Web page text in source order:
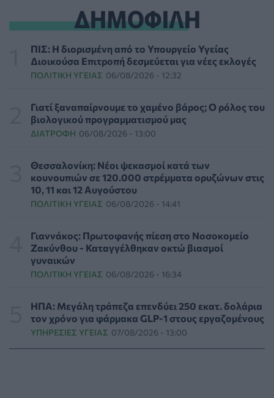
Τι μπορεί να μας διδάξει η νέα ταινία του Spider-Man
για την απώλεια και το πένθος
ΨΥΧΙΚΉ ΥΓΕΊΑ 07/08/2026 - 18:11
την ενίσχυση της βιοασφάλειας από το ΥΠΑΑΤ
ΕΠΙΚΑΙΡΌΤΗΤΑ 07/08/2026 - 17:42
και στα φάρμακα
ΥΓΕΊΑ 07/08/2026 - 17:17
Πέθανε στα 26 της η influencer Σίντνεϊ Τάουλ που
καρκίνο
ΕΠΙΚΑΙΡΌΤΗΤΑ 07/08/2026 - 16:41
Απώλεια βάρους: Οι τρεις παράγοντες που κρίνουν το
ΔΙΑΤΡΟΦΉ 07/08/2026 - 16:16
Ο ΙΣΑ συνιστά τη λήψη σχολαστικών μέτρων ατομικής
προστασίας από τον ιό του Δυτικού Νείλου
ΔΗΜΟΦΙΛΗ
ΠΙΣ: Η διορισμένη από το Υπουργείο Υγείας
Διοικούσα Επιτροπή δεσμεύεται για νέες εκλογές
ΠΟΛΙΤΙΚΉ ΥΓΕΊΑΣ 06/08/2026 - 12:32
Γιατί ξαναπαίρνουμε το χαμένο βάρος; Ο ρόλος του
βιολογικού προγραμματισμού μας
ΔΙΑΤΡΟΦΉ 06/08/2026 - 13:00
Θεσσαλονίκη: Νέοι ψεκασμοί κατά των
κουνουπιών σε 120.000 στρέμματα ορυζώνων στις
10, 11 και 12 Αυγούστου
ΠΟΛΙΤΙΚΉ ΥΓΕΊΑΣ 06/08/2026 - 14:41
Γιαννάκος: Πρωτοφανής πίεση στο Νοσοκομείο
Ζακύνθου - Καταγγέλθηκαν οκτώ βιασμοί
γυναικών
ΠΟΛΙΤΙΚΉ ΥΓΕΊΑΣ 06/08/2026 - 16:34
ΗΠΑ: Μεγάλη τράπεζα επενδύει 250 εκατ. δολάρια
τον χρόνο για φάρμακα GLP-1 στους εργαζομένους
ΥΠΗΡΕΣΊΕΣ ΥΓΕΊΑΣ 07/08/2026 - 13:00